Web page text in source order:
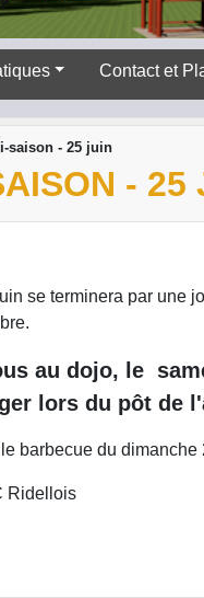
Contact et
saison - 25 juin
- 25
se terminera par une
au dojo, le
lors du pôt de
barbecue du
Ridellois